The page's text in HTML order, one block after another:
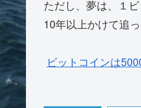
ただし、夢は、１
10年以上かけて追
ビットコインは